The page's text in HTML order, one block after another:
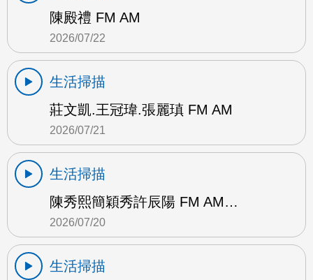
陳殿禮 FM AM
2026/07/22
生活掃描
莊文凱.王冠瑋.張麗瑱 FM AM
2026/07/21
生活掃描
陳秀熙簡穎秀許辰陽 FM AM…
2026/07/20
生活掃描